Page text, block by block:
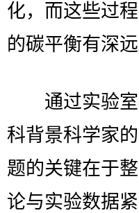
化，而这些过
的碳平衡有深远
通过实验室
科背景科学家
题的关键在于
论与实验数据